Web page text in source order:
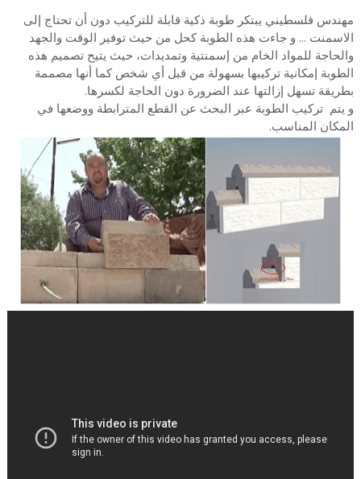
مهندس فلسطيني يبتكر طوبة ذكية قابلة للتركيب دون أن تحتاج إلى
الاسمنت ... و جاءت هذه الطوبة كحل من حيث توفير الوقت والجهد
والحاجة للمواد الخام من إسمنتية وتمديدات، حيث يتيح تصميم هذه
الطوبة إمكانية تركيبها بسهولة من قبل أي شخص كما أنها مصممة
بطريقة تسهل إزالتها عند الضرورة دون الحاجة لكسرها.
و يتم تركيب الطوبة عبر البحث عن القطع المترابطة ووضعها في
المكان المناسب.